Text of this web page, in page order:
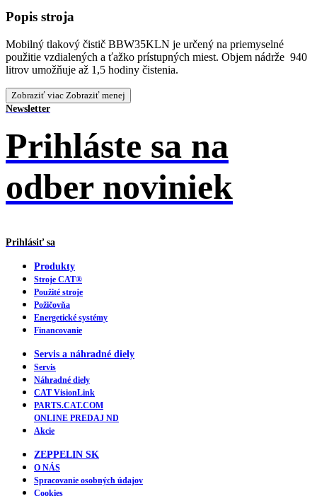
Popis stroja
Mobilný tlakový čistič BBW35KLN je určený na priemyselné
použitie vzdialených a ťažko prístupných miest. Objem nádrže 940
litrov umožňuje až 1,5 hodiny čistenia.
Zobraziť viac Zobraziť menej
Newsletter
Prihláste sa na
odber noviniek
Prihlásiť sa
Produkty
Stroje CAT®
Použité stroje
Požičovňa
Energetické systémy
Financovanie
Servis a náhradné diely
Servis
Náhradné diely
CAT VisionLink
PARTS.CAT.COM
ONLINE PREDAJ ND
Akcie
ZEPPELIN SK
O NÁS
Spracovanie osobných údajov
Cookies